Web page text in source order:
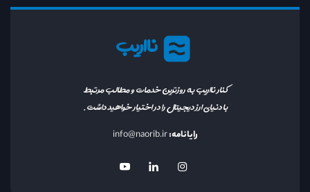
نااریب
کنار نااریب به روزترین خدمات و مطالب مرتبط
با دنیای ارز دیجیتال را در اختیار خواهید داشت.
رایانامه:info@naorib.ir